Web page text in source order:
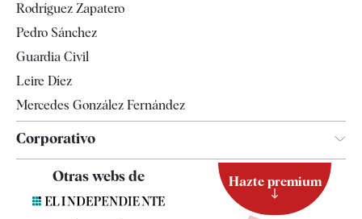
Televisión
Rodríguez Zapatero
Pedro Sánchez
Guardia Civil
Leire Díez
Mercedes González Fernández
Corporativo
Contacto
Otras webs de Hazte premium